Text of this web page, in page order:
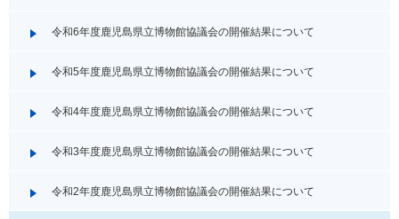
令和6年度鹿児島県立博物館協議会の開催結果について
令和5年度鹿児島県立博物館協議会の開催結果について
令和4年度鹿児島県立博物館協議会の開催結果について
令和3年度鹿児島県立博物館協議会の開催結果について
令和2年度鹿児島県立博物館協議会の開催結果について